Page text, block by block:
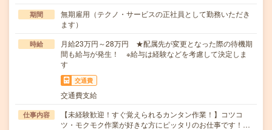
期間
無期雇用（テクノ・サービスの正社員として勤務いただき
ます）
時給
月給23万円～28万円 ★配属先が変更となった際の待機期
間も給与が発生！ ※給与は経験などを考慮して決定しま
す
交通費
交通費支給
仕事内容
【未経験歓迎！すぐ覚えられるカンタン作業！】コツコ
ツ・モクモク作業が好きな方にピッタリのお仕事です！…